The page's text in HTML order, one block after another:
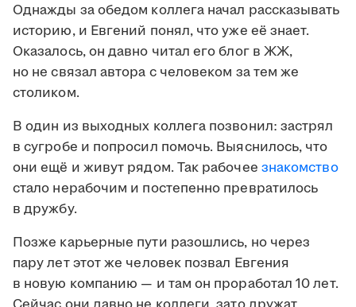
Однажды за обедом коллега начал рассказывать
историю, и Евгений понял, что уже её знает.
Оказалось, он давно читал его блог в ЖЖ,
но не связал автора с человеком за тем же
столиком.
В один из выходных коллега позвонил: застрял
в сугробе и попросил помочь. Выяснилось, что
они ещё и живут рядом. Так рабочее знакомство
стало нерабочим и постепенно превратилось
в дружбу.
Позже карьерные пути разошлись, но через
пару лет этот же человек позвал Евгения
в новую компанию — и там он проработал 10 лет.